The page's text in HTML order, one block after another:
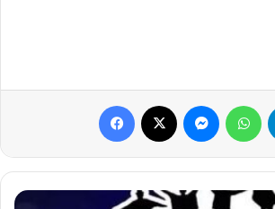
Facebook
Agenda